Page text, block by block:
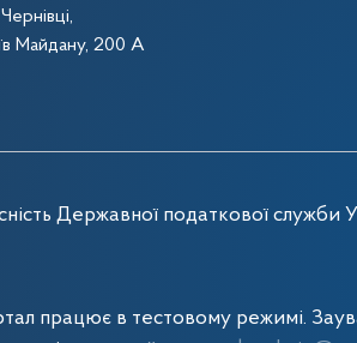
Майдану, 200 А
Державної податкової служби
працює в тестовому режимі.